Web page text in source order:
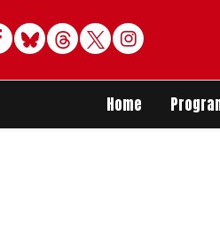
Facebook
BlueskyThreadsTwitterDelen op
Home